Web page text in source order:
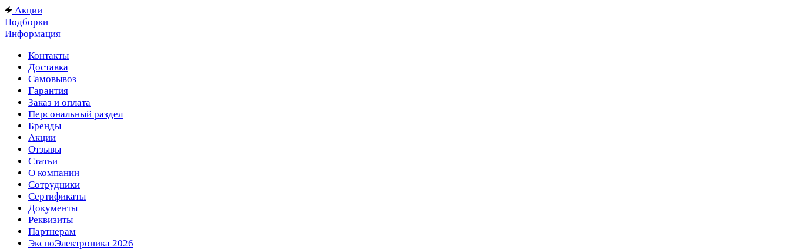
Акции
Подборки
Информация
Контакты
Доставка
Самовывоз
Гарантия
Заказ и оплата
Персональный раздел
Бренды
Акции
Отзывы
Статьи
О компании
Сотрудники
Сертификаты
Документы
Реквизиты
Партнерам
ЭкспоЭлектроника 2026